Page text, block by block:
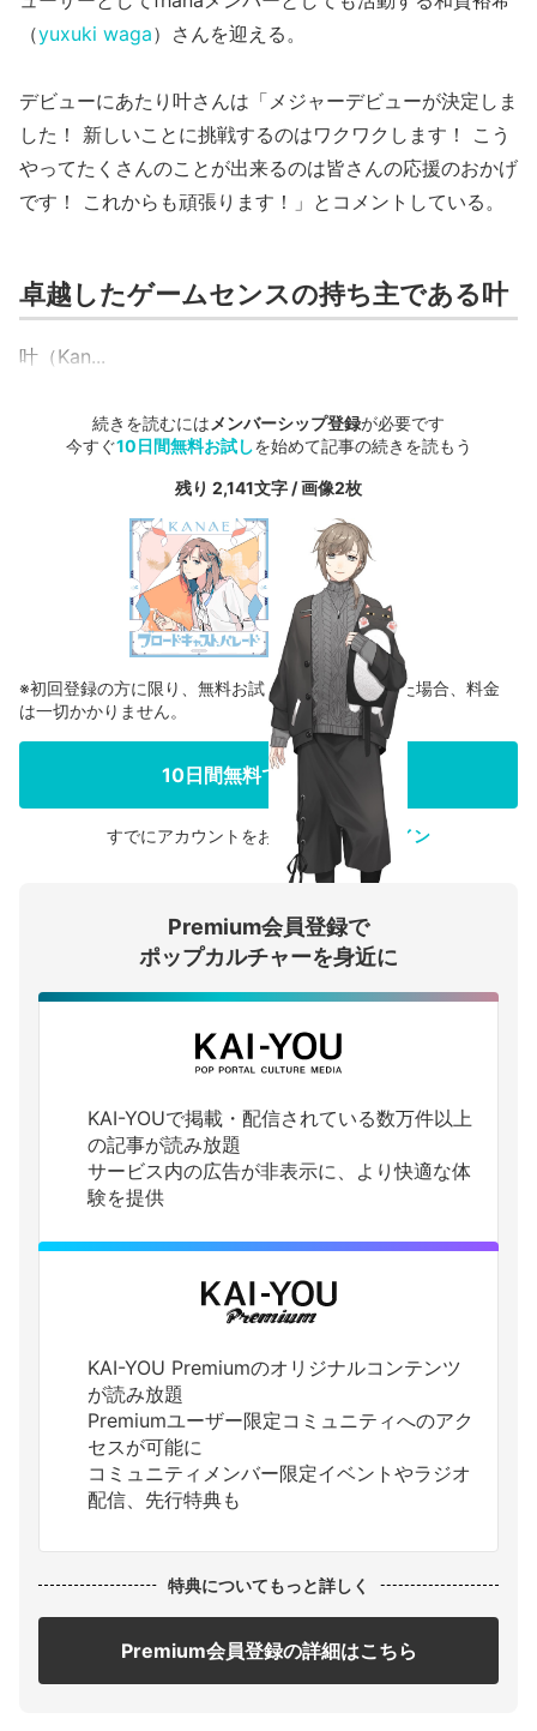
（yuxuki waga）さんを迎える。
デビューにあたり叶さんは「メジャーデビューが決定しま
した！ 新しいことに挑戦するのはワクワクします！ こう
やってたくさんのことが出来るのは皆さんの応援のおかげ
です！ これからも頑張ります！」とコメントしている。
卓越したゲームセンスの持ち主である叶
叶（Kan...
続きを読むには メンバーシップ登録が必要です
今すぐ10日間無料お試しを始めて記事の続きを読もう
残り 2,141文字 / 画像2枚
会員登録する
ログインする
※初回登録の方に限り、無料お試し期間中に解約した場合、料金
は一切かかりません。
10日間無料で続きを見る
すでにアカウントをお持ちの方は ログイン
Premium会員登録で
ポップカルチャーを身近に
KAI-YOUで掲載・配信されている数万件以上
の記事が読み放題
サービス内の広告が非表示に、より快適な体
験を提供
KAI-YOU Premiumのオリジナルコンテンツ
が読み放題
Premiumユーザー限定コミュニティへのアク
セスが可能に
コミュニティメンバー限定イベントやラジオ
配信、先行特典も
特典についてもっと詳しく
Premium会員登録の詳細はこちら